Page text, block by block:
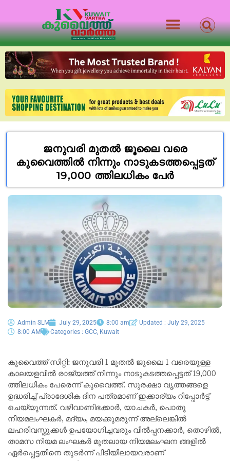
ജനുവരി മുതൽ ജൂലൈ വരെ
കുവൈത്തിൽ നിന്നും നാടുകടത്തപ്പെട്ടത്
19,000 ത്തിലധികം പേർ
Admin SLM July 29, 2025 8:00 am
Updated : July 29, 2025
8:00 AM
Categories : GCC Kuwait
കുവൈത്ത് സിറ്റി: ജനുവരി 1 മുതൽ ജൂലൈ 1 വരെയുള്ള
കാലയളവിൽ രാജ്യത്ത് നിന്നും നാടുകടത്തപ്പെട്ടത് 19,000
ത്തിലധികം പേരെന്ന് കുവൈത്ത്. സുരക്ഷാ വൃത്തങ്ങളെ
ഉദ്ധരിച്ച് പ്രാദേശിക ദിന പത്രമാണ് ഇക്കാര്യം റിപ്പോർട്ട്
ചെയ്യുന്നത്. വഴിവാണിഭക്കാർ, യാചകർ, പൊതു
നിയമലംഘകർ, മദ്യം, മയക്കുമരുന്ന് അല്ലെങ്കിൽ
ലഹരിവസ്തുക്കൾ ഉപയോഗിച്ചവരും വിൽപ്പനക്കാർ, തൊഴിൽ,
താമസ നിയമ ലംഘകർ മുതലായ നിയമലംഘന ങ്ങളിൽ
ഏർപ്പെട്ടതിനെ തുടർന്ന് പിടിയിലായവരാണ്